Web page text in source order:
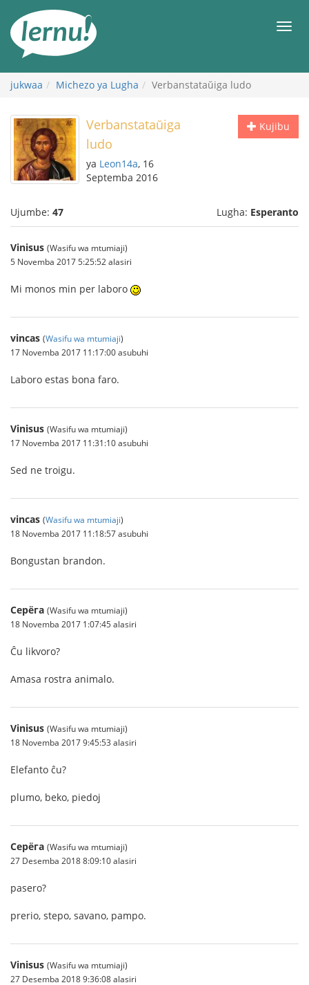
maudhui
jukwaa Michezo ya Lugha Verbanstataŭiga ludo
Kujibu
Verbanstataŭiga
ludo
ya Leon14a, 16
Septemba 2016
Ujumbe: 47 Lugha: Esperanto
Vinisus (Wasifu wa mtumiaji)
5 Novemba 2017 5:25:52 alasiri
Mi monos min per laboro
vincas (Wasifu wa mtumiaji)
17 Novemba 2017 11:17:00 asubuhi
Laboro estas bona faro.
Vinisus (Wasifu wa mtumiaji)
17 Novemba 2017 11:31:10 asubuhi
Sed ne troigu.
vincas (Wasifu wa mtumiaji)
18 Novemba 2017 11:18:57 asubuhi
Bongustan brandon.
Серёга (Wasifu wa mtumiaji)
18 Novemba 2017 1:07:45 alasiri
Ĉu likvoro?
Amasa rostra animalo.
Vinisus (Wasifu wa mtumiaji)
18 Novemba 2017 9:45:53 alasiri
Elefanto ĉu?
plumo, beko, piedoj
Серёга (Wasifu wa mtumiaji)
27 Desemba 2018 8:09:10 alasiri
pasero?
prerio, stepo, savano, pampo.
Vinisus (Wasifu wa mtumiaji)
27 Desemba 2018 9:36:08 alasiri